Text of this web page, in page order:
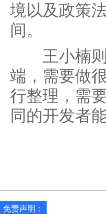
境以及政策
间。
王小楠则
端，需要做
行整理，需
同的开发者
免责声明：